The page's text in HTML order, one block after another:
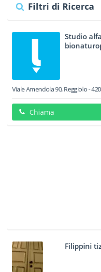
Filtri di Ricerca
Studio
Viale Amendola 90, Reggiolo-
Chiama
Filippini